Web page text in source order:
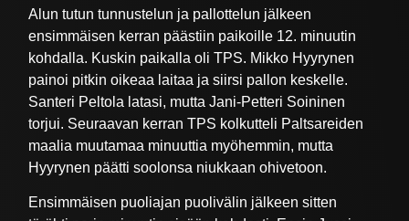
Alun tutun tunnustelun ja pallottelun jälkeen
ensimmäisen kerran päästiin paikoille 12. minuutin
kohdalla. Kuskin paikalla oli TPS. Mikko Hyyrynen
painoi pitkin oikeaa laitaa ja siirsi pallon keskelle.
Santeri Peltola latasi, mutta Jani-Petteri Soininen
torjui. Seuraavan kerran TPS kolkutteli Paltsareiden
maalia muutamaa minuuttia myöhemmin, mutta
Hyyrynen päätti soolonsa niukkaan ohivetoon.
Ensimmäisen puoliajan puolivälin jälkeen sitten